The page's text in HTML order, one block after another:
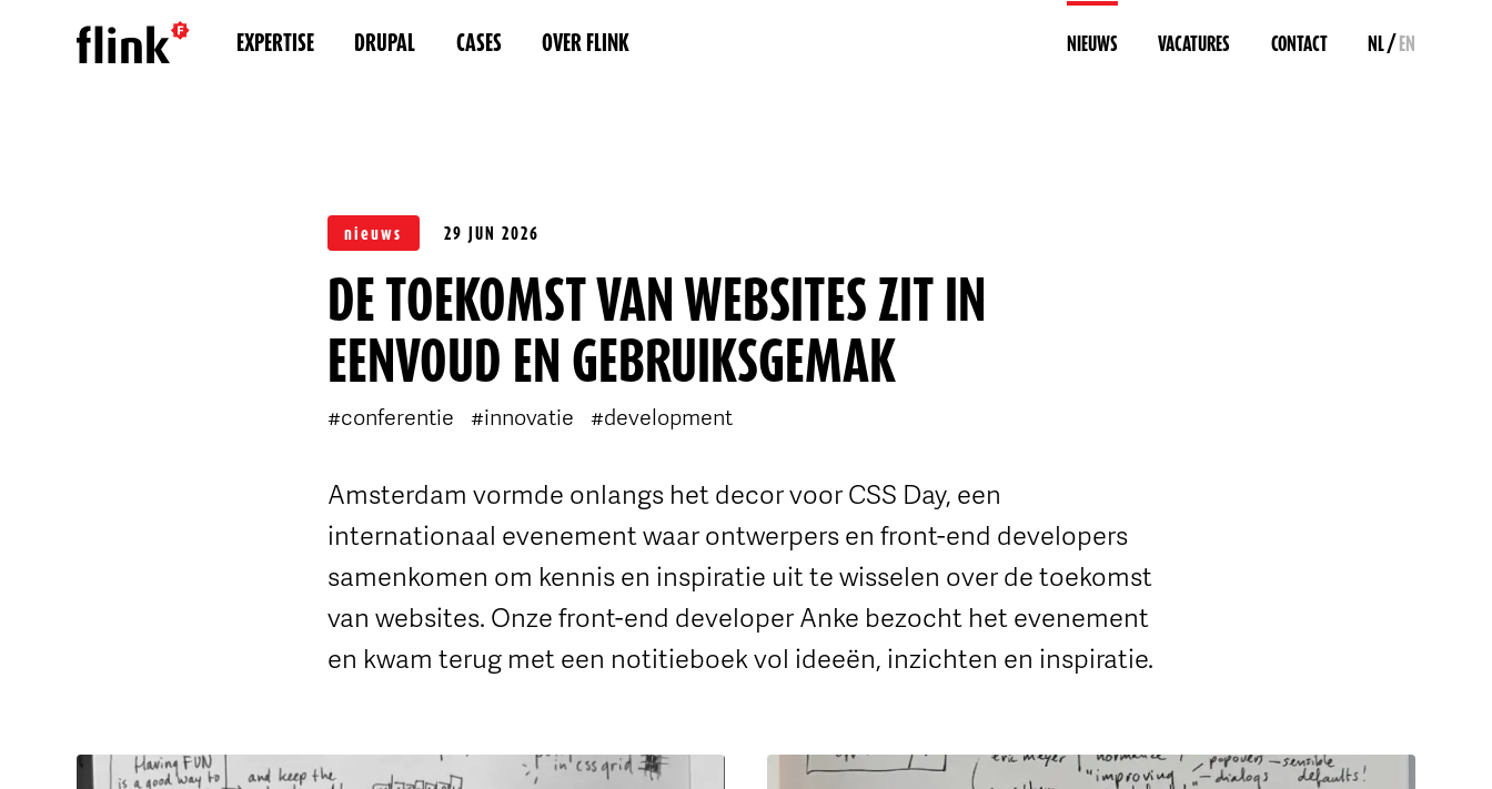
EXPERTISE DRUPAL CASES OVER FLINK NIEUWS VACATURES CONTACT NL/EN
nieuws 29 JUN 2026
DE TOEKOMST VAN WEBSITES ZIT IN
EENVOUD EN GEBRUIKSGEMAK
#conferentie #innovatie #development
Amsterdam vormde onlangs het decor voor CSS Day, een
internationaal evenement waar ontwerpers en front-end developers
samenkomen om kennis en inspiratie uit te wisselen over de toekomst
van websites. Onze front-end developer Anke bezocht het evenement
en kwam terug met een notitieboek vol ideeën, inzichten en inspiratie.